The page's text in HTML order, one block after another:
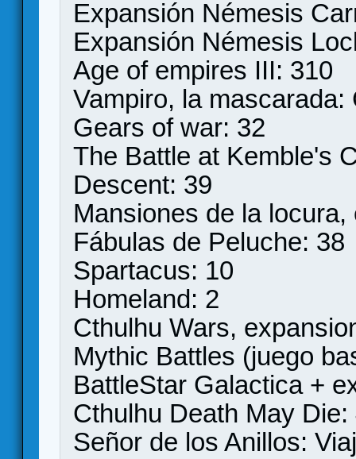
Expansión Némesis
Expansión Némesis
Age of empires III: 310
Vampiro, la mascarada:
Gears of war: 32
The Battle at Kemble's
Descent: 39
Mansiones de la
Fábulas de Peluche: 38
Spartacus: 10
Homeland: 2
Cthulhu Wars,
Mythic Battles (juego
BattleStar Galactica +
Cthulhu Death May Die:
Señor de los Anillos: